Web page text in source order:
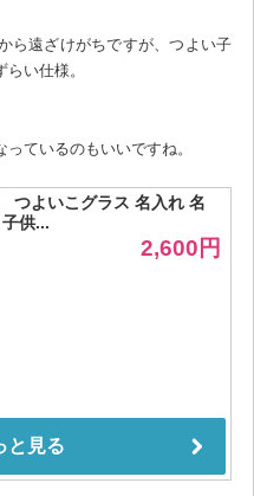
ら遠ざけがちですが、つよい子
い仕様。
ているのもいいですね。